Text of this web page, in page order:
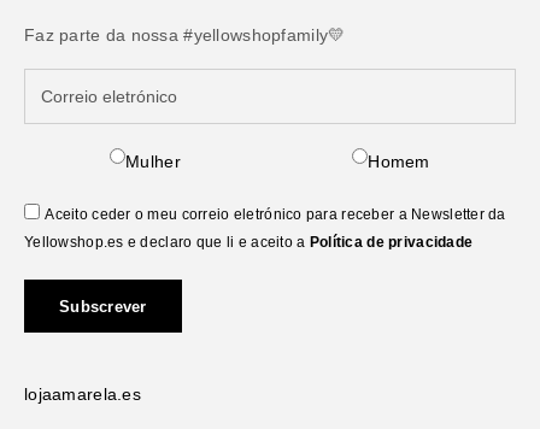
Faz parte da nossa #yellowshopfamily💛
Mulher Homem
Aceito ceder o meu correio eletrónico para receber a Newsletter da
Yellowshop.es e declaro que li e aceito a Política de privacidade
Subscrever
lojaamarela.es